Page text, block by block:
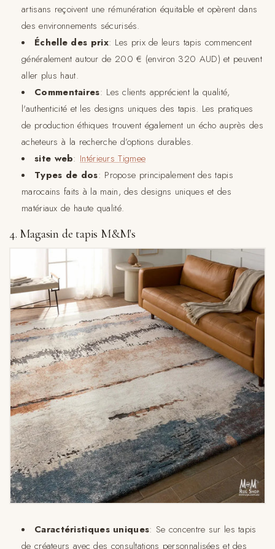
artisans reçoivent une rémunération équitable et opèrent dans
des environnements sécurisés.
Échelle des prix: Les prix de leurs tapis commencent
généralement autour de 200 € (environ 320 AUD) et peuvent
aller plus haut.
Commentaires: Les clients apprécient la qualité,
l'authenticité et les designs uniques des tapis. Les pratiques
de production éthiques trouvent également un écho auprès des
acheteurs à la recherche d’options durables.
site web: Intérieurs Tigmee
Types de dos: Propose principalement des tapis
marocains faits à la main, des designs uniques et des
matériaux de haute qualité.
4. Magasin de tapis M&M's
Caractéristiques uniques: Se concentre sur les tapis
de créateurs avec des consultations personnalisées et des